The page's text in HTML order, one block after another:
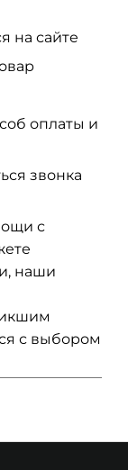
на сайте
оплаты и
звонка
с
наши
с выбором